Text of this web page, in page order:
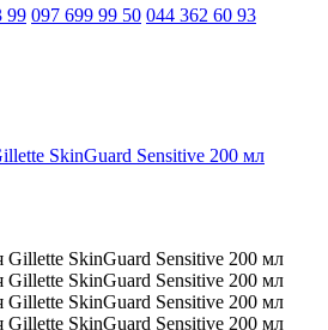
99 097 699 99 50 044 362 60 93
SkinGuard Sensitive 200 мл